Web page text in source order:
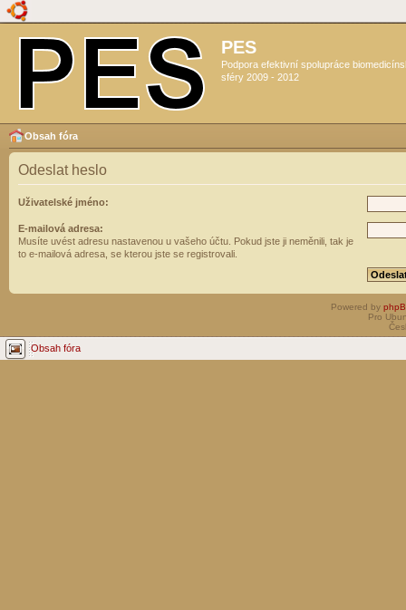
PES
Podpora efektivní spolupráce
sféry 2009 - 2012
Obsah fóra
Odeslat heslo
Uživatelské jméno:
E-mailová adresa:
Musíte uvést adresu nastavenou u vašeho účtu. Pokud jste ji neměnili, tak je
to e-mailová adresa, se kterou jste se registrovali.
Powered by
Pro
Obsah fóra